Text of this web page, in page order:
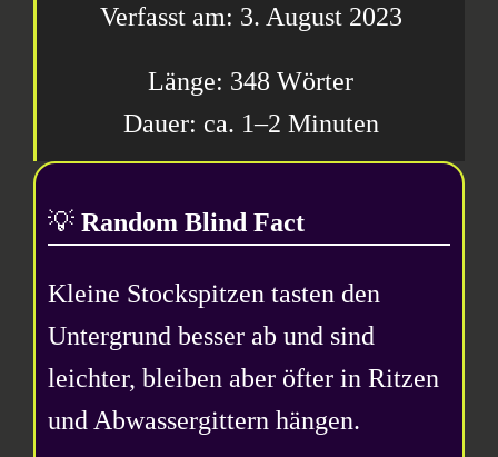
3. August 2023
348 Wörter
1–2 Minuten
💡Random Blind Fact
Kleine Stockspitzen tasten den
Untergrund besser ab und sind
leichter, bleiben aber öfter in Ritzen
und Abwassergittern hängen.